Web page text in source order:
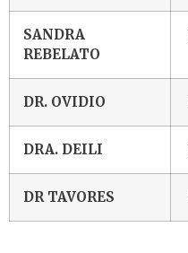
SANDRA
REBELATO
DR. OVIDIO
DRA. DEILI
DR TAVORES